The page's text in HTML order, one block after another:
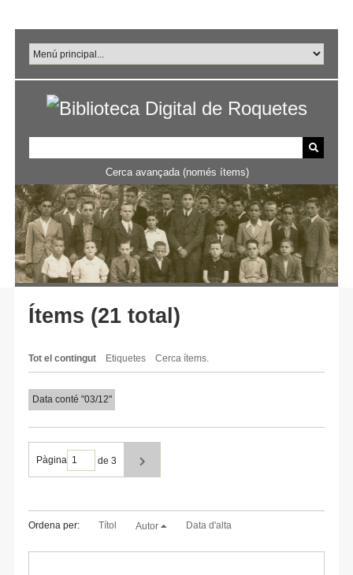
principal
Cerca avançada (només ítems)
Ítems (21 total)
Tot el contingut Etiquetes Cerca ítems.
Data conté "03/12"
Pàgina de 3
Ordena per: Títol Autor Data d'alta